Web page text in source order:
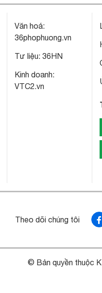
Văn hoá:
36phophuong.vn
Tư liệu: 36HN
Kinh doanh:
VTC2.vn
Theo dõi chúng tôi
© Bản quyền thuộc